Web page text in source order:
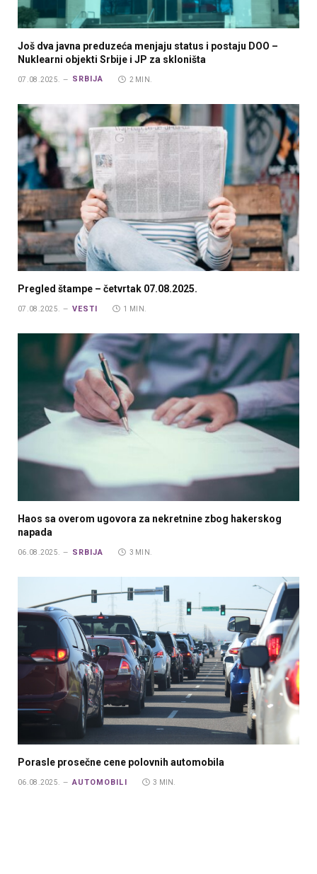
Još dva javna preduzeća menjaju status i postaju DOO –
Nuklearni objekti Srbije i JP za skloništa
07.08.2025. SRBIJA 2 MIN.
Pregled štampe – četvrtak 07.08.2025.
07.08.2025. VESTI 1 MIN.
Haos sa overom ugovora za nekretnine zbog hakerskog
napada
06.08.2025. SRBIJA 3 MIN.
Porasle prosečne cene polovnih automobila
06.08.2025. AUTOMOBILI 3 MIN.